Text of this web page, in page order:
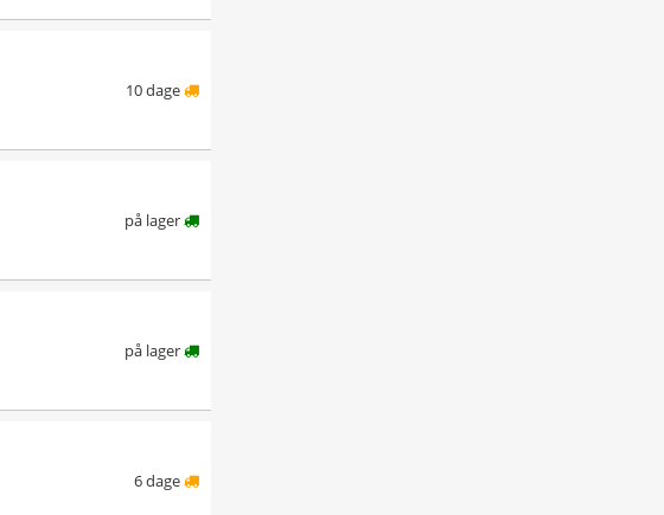
10 dage
på lager
på lager
6 dage